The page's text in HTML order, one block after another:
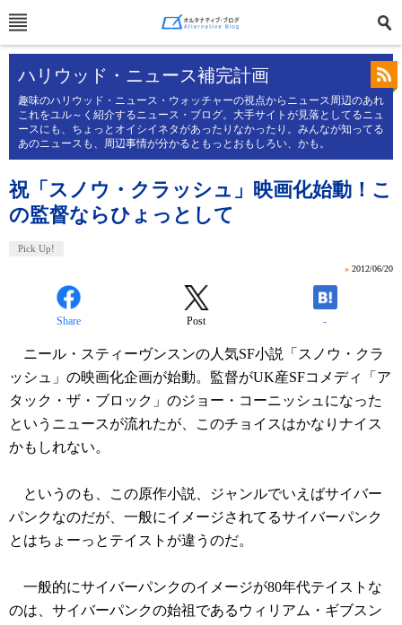
ハリウッド・ニュース補完計画
趣味のハリウッド・ニュース・ウォッチャーの視点からニュース周辺のあれ
これをユル～く紹介するニュース・ブログ。大手サイトが見落としてるニュ
ースにも、ちょっとオイシイネタがあったりなかったり。みんなが知ってる
あのニュースも、周辺事情が分かるともっとおもしろい、かも。
祝「スノウ・クラッシュ」映画化始動！こ
の監督ならひょっとして
Pick Up!
» 2012/06/20
Share Post -
ニール・スティーヴンスンの人気SF小説「スノウ・クラ
ッシュ」の映画化企画が始動。監督がUK産SFコメディ「ア
タック・ザ・ブロック」のジョー・コーニッシュになった
というニュースが流れたが、このチョイスはかなりナイス
かもしれない。
というのも、この原作小説、ジャンルでいえばサイバー
パンクなのだが、一般にイメージされてるサイバーパンク
とはちょーっとテイストが違うのだ。
一般的にサイバーパンクのイメージが80年代テイストな
のは、サイバーパンクの始祖であるウィリアム・ギブスン